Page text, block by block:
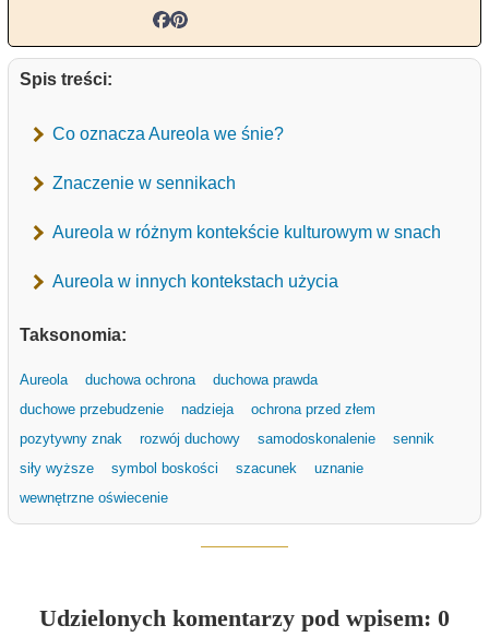
Spis treści:
Co oznacza Aureola we śnie?
Znaczenie w sennikach
Aureola w różnym kontekście kulturowym w snach
Aureola w innych kontekstach użycia
Taksonomia:
Aureola duchowa ochrona
duchowa prawda
duchowe przebudzenie
nadzieja
ochrona przed złem
pozytywny znak
rozwój duchowy samodoskonalenie
sennik
siły wyższe
symbol boskości szacunek
uznanie
wewnętrzne oświecenie
Udzielonych komentarzy pod wpisem: 0